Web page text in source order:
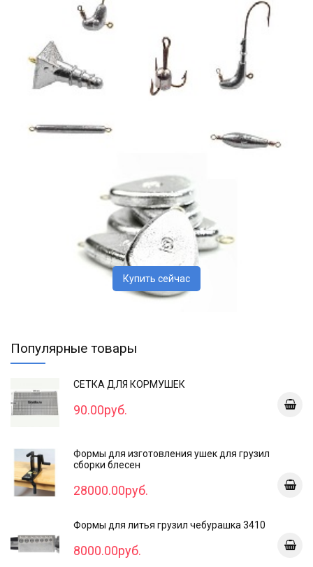
Купить сейчас
Популярные товары
СЕТКА ДЛЯ КОРМУШЕК
90.00руб.
Формы для изготовления ушек для грузил
сборки блесен
28000.00руб.
Формы для литья грузил чебурашка 3410
8000.00руб.